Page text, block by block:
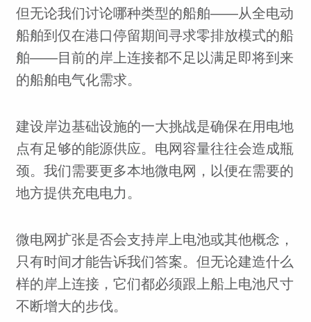
但无论我们讨论哪种类型的船舶——从全电动
船舶到仅在港口停留期间寻求零排放模式的船
舶——目前的岸上连接都不足以满足即将到来
的船舶电气化需求。
建设岸边基础设施的一大挑战是确保在用电地
点有足够的能源供应。电网容量往往会造成瓶
颈。我们需要更多本地微电网，以便在需要的
地方提供充电电力。
微电网扩张是否会支持岸上电池或其他概念，
只有时间才能告诉我们答案。但无论建造什么
样的岸上连接，它们都必须跟上船上电池尺寸
不断增大的步伐。